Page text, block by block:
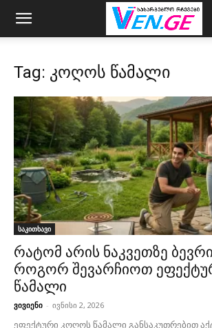
Tag: კოღოს წამალი
საკითხავი
რატომ არის ნაკვეთზე
როგორ შევარჩიოთ
წამალი
ვივიენი - ივნისი 2, 2026
ეფექტური კოღოს წამალი განსაკუთრებით